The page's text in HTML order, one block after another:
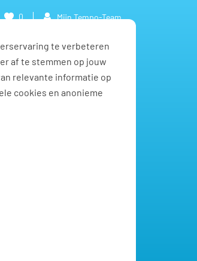
te verbeteren
af te stemmen op jouw
relevante informatie op
cookies en anonieme
0 Mijn Tempo-Team